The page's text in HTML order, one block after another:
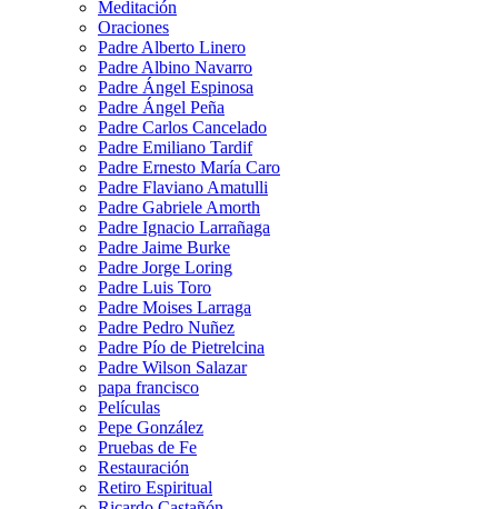
Meditación
Oraciones
Padre Alberto Linero
Padre Albino Navarro
Padre Ángel Espinosa
Padre Ángel Peña
Padre Carlos Cancelado
Padre Emiliano Tardif
Padre Ernesto María Caro
Padre Flaviano Amatulli
Padre Gabriele Amorth
Padre Ignacio Larrañaga
Padre Jaime Burke
Padre Jorge Loring
Padre Luis Toro
Padre Moises Larraga
Padre Pedro Nuñez
Padre Pío de Pietrelcina
Padre Wilson Salazar
papa francisco
Películas
Pepe González
Pruebas de Fe
Restauración
Retiro Espiritual